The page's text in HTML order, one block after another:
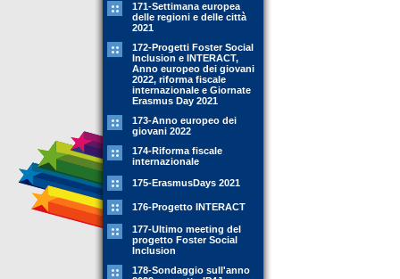
171-Settimana europea
delle regioni e delle città
2021
172-Progetti Foster Social
Inclusion e INTERACT,
Anno europeo dei giovani
2022, riforma fiscale
internazionale e Giornate
Erasmus Day 2021
173-Anno europeo dei
giovani 2022
174-Riforma fiscale
internazionale
175-ErasmusDays 2021
176-Progetto INTERACT
177-Ultimo meeting del
progetto Foster Social
Inclusion
178-Sondaggio sull'anno